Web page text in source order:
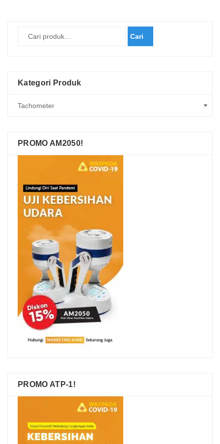
Cari
Kategori Produk
PROMO AM2050!
PROMO ATP-1!